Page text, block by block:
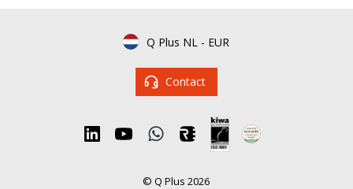
Q Plus NL - EUR
Contact
© Q Plus 2026